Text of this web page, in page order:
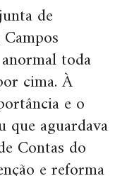
de
toda
cima. À
e o
que aguardava
Contas do